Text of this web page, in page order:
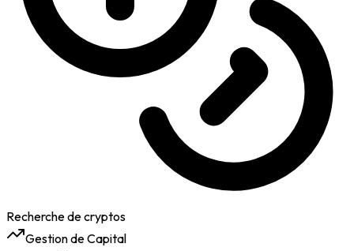
Recherche de cryptos
Gestion de Capital